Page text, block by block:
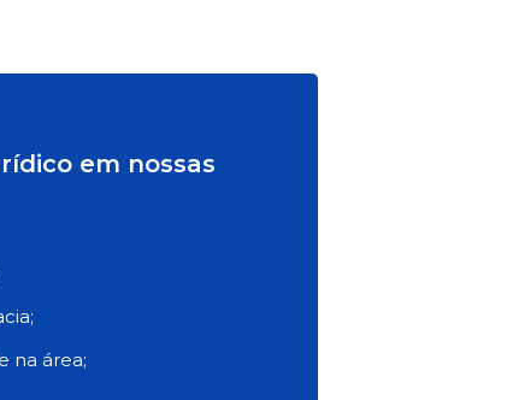
em nossas
na área;